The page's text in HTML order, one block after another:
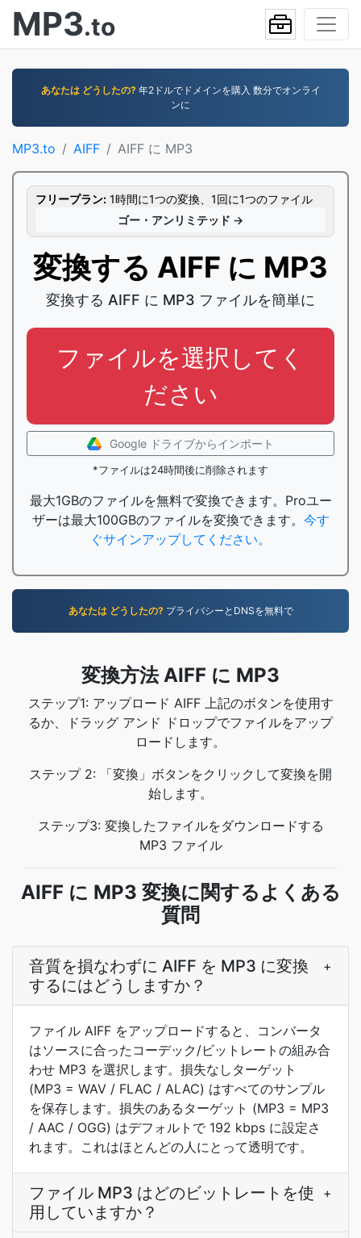
MP3.to
あなたは どうしたの?年2ドルでドメインを購入 数分でオンライ
ンに
MP3.to AIFF AIFF に MP3
フリープラン: 1時間に1つの変換、1回に1つのファイル
ゴー・アンリミテッド →
変換する AIFF に MP3
変換する AIFF に MP3 ファイルを簡単に
ファイルを選択してく
ださい
Google ドライブからインポート
*ファイルは24時間後に削除されます
最大1GBのファイルを無料で変換できます。Proユー
ザーは最大100GBのファイルを変換できます。 今す
ぐサインアップしてください。
あなたは どうしたの?プライバシーとDNSを無料で
変換方法 AIFF に MP3
ステップ1: アップロード AIFF 上記のボタンを使用す
るか、ドラッグ アンド ドロップでファイルをアップ
ロードします。
ステップ 2: 「変換」ボタンをクリックして変換を開
始します。
ステップ3: 変換したファイルをダウンロードする
MP3 ファイル
AIFF に MP3 変換に関するよくある
質問
音質を損なわずに AIFF を MP3 に変換
するにはどうしますか？
+
ファイル AIFF をアップロードすると、コンバータ
はソースに合ったコーデック/ビットレートの組み合
わせ MP3 を選択します。損失なしターゲット
(MP3 = WAV / FLAC / ALAC) はすべてのサンプル
を保存します。損失のあるターゲット (MP3 = MP3
/ AAC / OGG) はデフォルトで 192 kbps に設定さ
れます。これはほとんどの人にとって透明です。
ファイル MP3 はどのビットレートを使
用していますか？
+